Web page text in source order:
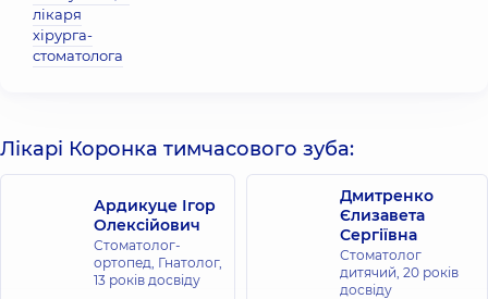
лікаря
хірурга-
стоматолога
Лікарі Коронка тимчасового зуба:
Ардикуце Ігор
Олексійович
Стоматолог-
ортопед, Гнатолог,
13 років досвіду
Дмитренко
Єлизавета
Сергіївна
Стоматолог
дитячий, 20 років
досвіду